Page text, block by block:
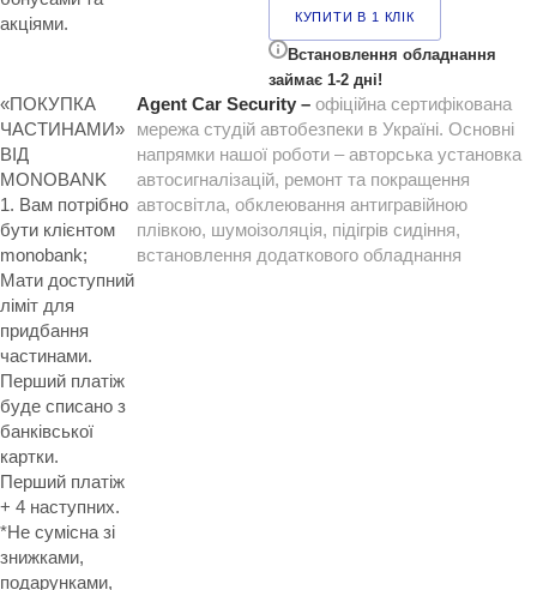
акціями.
«ПОКУПКА
ЧАСТИНАМИ»
ВІД
MONOBANK
1. Вам потрібно
бути клієнтом
monobank;
Мати доступний
ліміт для
придбання
частинами.
Перший платіж
буде списано з
банківської
картки.
Перший платіж
+ 4 наступних.
*Не сумісна зі
знижками,
подарунками,
КУПИТИ В 1 КЛІК
Встановлення обладнання
займає 1-2 дні!
Agent Car Security – офіційна сертифікована
мережа студій автобезпеки в Україні. Основні
напрямки нашої роботи – авторська установка
автосигналізацій, ремонт та покращення
автосвітла, обклеювання антигравійною
плівкою, шумоізоляція, підігрів сидіння,
встановлення додаткового обладнання